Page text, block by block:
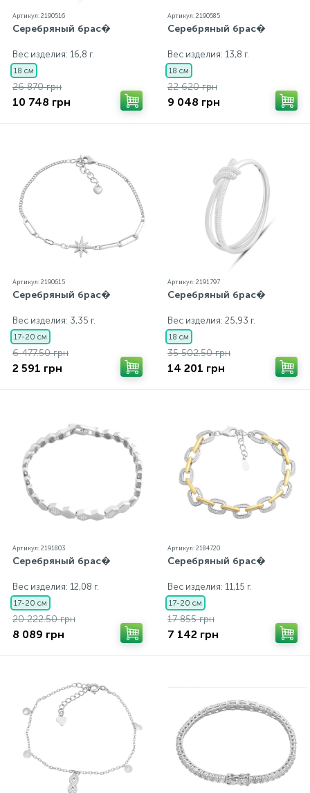
Артикул: 2190516
Серебряный брас�
Вес изделия: 16,8 г.
18 см
26 870 грн
10 748 грн
Артикул: 2190585
Серебряный брас�
Вес изделия: 13,8 г.
18 см
22 620 грн
9 048 грн
Артикул: 2190615
Серебряный брас�
Вес изделия: 3,35 г.
17-20 см
6 477.50 грн
2 591 грн
Артикул: 2191797
Серебряный брас�
Вес изделия: 25,93 г.
18 см
35 502.50 грн
14 201 грн
Артикул: 2191803
Серебряный брас�
Вес изделия: 12,08 г.
17-20 см
20 222.50 грн
8 089 грн
Артикул: 2184720
Серебряный брас�
Вес изделия: 11,15 г.
17-20 см
17 855 грн
7 142 грн
Серебряные колье
Серебряные сувениры
Золотые серьги
Золотые цепи